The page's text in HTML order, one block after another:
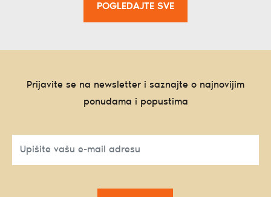
POGLEDAJTE SVE
Prijavite se na newsletter i saznajte o najnovijim
ponudama i popustima